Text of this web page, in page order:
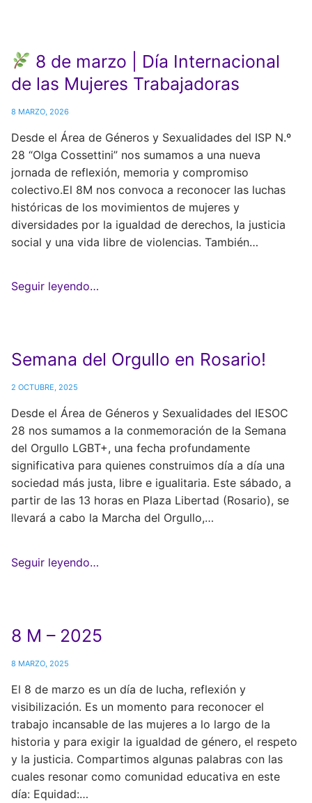
8 de marzo | Día Internacional
de las Mujeres Trabajadoras
8 MARZO, 2026
Desde el Área de Géneros y Sexualidades del ISP N.º
28 “Olga Cossettini” nos sumamos a una nueva
jornada de reflexión, memoria y compromiso
colectivo.El 8M nos convoca a reconocer las luchas
históricas de los movimientos de mujeres y
diversidades por la igualdad de derechos, la justicia
social y una vida libre de violencias. También…
Seguir leyendo…
Semana del Orgullo en Rosario!
2 OCTUBRE, 2025
Desde el Área de Géneros y Sexualidades del IESOC
28 nos sumamos a la conmemoración de la Semana
del Orgullo LGBT+, una fecha profundamente
significativa para quienes construimos día a día una
sociedad más justa, libre e igualitaria. Este sábado, a
partir de las 13 horas en Plaza Libertad (Rosario), se
llevará a cabo la Marcha del Orgullo,…
Seguir leyendo…
8 M – 2025
8 MARZO, 2025
El 8 de marzo es un día de lucha, reflexión y
visibilización. Es un momento para reconocer el
trabajo incansable de las mujeres a lo largo de la
historia y para exigir la igualdad de género, el respeto
y la justicia. Compartimos algunas palabras con las
cuales resonar como comunidad educativa en este
día: Equidad:…